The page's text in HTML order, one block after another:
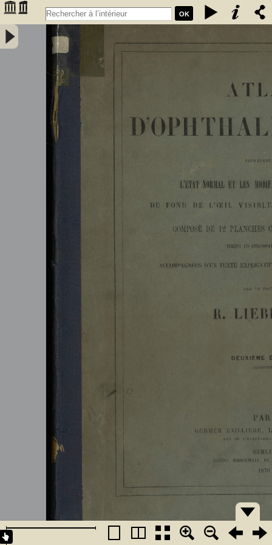
OK
Atlas d'ophthalmoscopie représentant l'état normal et les
modifications pathologiques du fond de l’œil visibles à
l'ophthalmoscope - Liebreich, Richard (1830-1917)